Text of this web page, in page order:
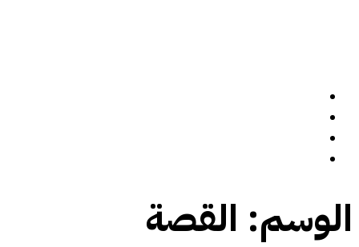
الوسم: القصة